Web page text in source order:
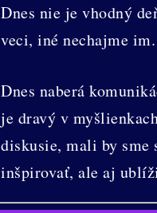
Dnes nie je vhodný
veci, iné nechajme
Dnes naberá
je dravý v
diskusie, mali by sme
inšpirovať, ale aj